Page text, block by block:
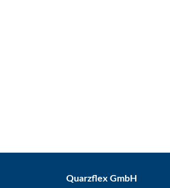
Quarzflex GmbH